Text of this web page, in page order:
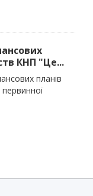
КНП "Це...
планів